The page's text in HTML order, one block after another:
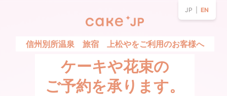
JP |EN
信州別所温泉 旅宿 上松やをご利用のお客様へ
ケーキや花束の
ご予約を承ります。